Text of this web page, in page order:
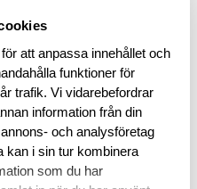
att anpassa innehållet och
funktioner för
trafik. Vi vidarebefordrar
information från din
och analysföretag
kan i sin tur kombinera
som du har